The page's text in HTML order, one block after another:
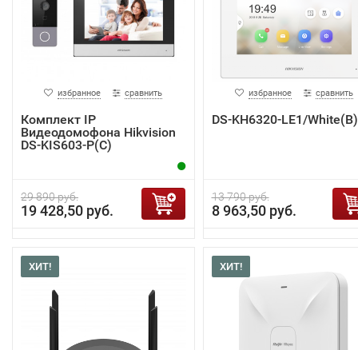
избранное сравнить
Комплект IP
Видеодомофона Hikvision
DS-KIS603-P(C)
29 890 руб.
19 428,50 руб.
избранное сравнить
DS-KH6320-LE1/White(B)
13 790 руб.
8 963,50 руб.
ХИТ! ХИТ!